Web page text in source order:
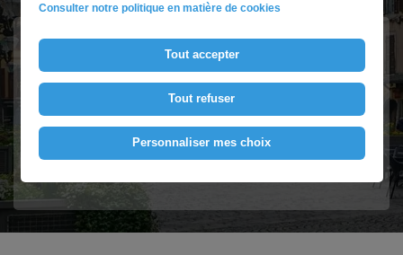
Intéressé(e) ?
Contactez-nous
Consulter notre politique en matière de cookies
Tout accepter
Tout refuser
Personnaliser mes choix